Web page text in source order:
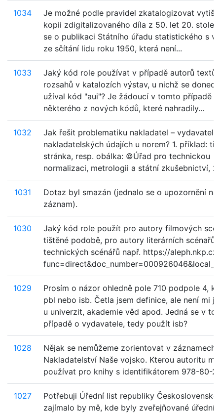
1034
Je možné podle pravidel zkatalogizovat
kopii zdigitalizovaného díla z 50. let 20.
se o publikaci Státního úřadu statistického s
ze sčítání lidu roku 1950, která není...
1033
Jaký kód role používat v případě autorů textů
rozsahů v katalozích výstav, u nichž se
užíval kód "aui"? Je žádoucí v tomto případě
některého z nových kódů, které nahradily...
1032
Jak řešit problematiku nakladatel – vydavatel v
nakladatelských údajích u norem? 1. příklad:
stránka, resp. obálka: ©Úřad pro technickou
normalizaci, metrologii a státní zkušebnictví,
1031
Dotaz byl smazán (jednalo se o upozornění na
záznam).
1030
Jaký kód role použít pro autory filmových
tištěné podobě, pro autory literárních scénařů
technických scénářů např. https://aleph.nkp.cz/
1029
Prosím o názor ohledně pole 710 podpole 4,
pbl nebo isb. Četla jsem definice, ale není mi
u univerzit, akademie věd apod. Jedná se v
případě o vydavatele, tedy použít isb?
1028
Nějak se nemůžeme zorientovat v záznamech
Nakladatelství Naše vojsko. Kterou autoritu
používat pro knihy s identifikátorem 978-80-
1027
Potřebuji Úřední list republiky Československé
zajímalo by mě, kde byly zveřejňované úřední